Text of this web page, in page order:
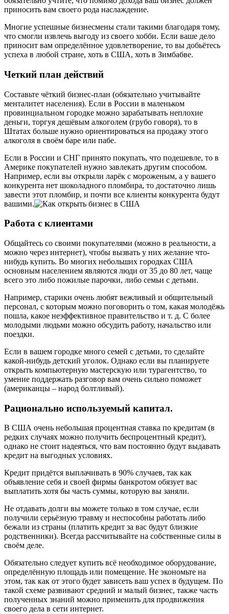
приносить вам своего рода наслаждение.
Многие успешные бизнесмены стали такими благодаря тому,
что смогли извлечь выгоду из своего хобби. Если ваше дело
приносит вам определённое удовлетворение, то вы добьётесь
успеха в любой стране, хоть в США, хоть в Зимбабве.
Четкий план действий
Составьте чёткий бизнес-план (обязательно учитывайте
менталитет населения). Если в России в маленьком
провинциальном городке можно зарабатывать неплохие
деньги, торгуя дешёвым алкоголем (грубо говоря), то в
Штатах больше нужно ориентироваться на продажу этого
алкоголя в своём баре или пабе.
Если в России и СНГ принято покупать, что подешевле, то в
Америке покупателей нужно завлекать другим способом.
Например, если вы открыли ларёк с мороженым, а у вашего
конкурента нет шоколадного пломбира, то достаточно лишь
завести этот пломбир, и почти все клиенты конкурента будут
вашими.
Работа с клиентами
Общайтесь со своими покупателями (можно в реальности, а
можно через интернет), чтобы вызвать у них желание что-
нибудь купить. Во многих небольших городках США
основным населением являются люди от 35 до 80 лет, чаще
всего это либо пожилые парочки, либо семьи с детьми.
Например, старики очень любят вежливый и общительный
персонал, с которым можно поговорить о том, какая молодёжь
пошла, какое неэффективное правительство и т. д. С более
молодыми людьми можно обсудить работу, начальство или
поездки.
Если в вашем городке много семей с детьми, то сделайте
какой-нибудь детский уголок. Однако если вы планируете
открыть компьютерную мастерскую или турагентство, то
умение поддержать разговор вам очень сильно поможет
(американцы – народ болтливый).
Рационально используемый капитал.
В США очень небольшая процентная ставка по кредитам (в
редких случаях можно получить беспроцентный кредит),
однако не стоит надеяться, что вам постоянно будут выдавать
кредит на выгодных условиях.
Кредит придётся выплачивать в 90% случаев, так как
объявление себя и своей фирмы банкротом обязует вас
выплатить хотя бы часть суммы, которую вы заняли.
Не отдавать долги вы можете только в том случае, если
получили серьёзную травму и неспособны работать либо
бежали из страны (платить кредит за вас будут близкие
родственники). Всегда рассчитывайте на собственные силы в
своём деле.
Обязательно следует купить всё необходимое оборудование,
определённую площадь или помещение. Не экономьте на
этом, так как от этого будет зависеть ваш успех в будущем. По
такой схеме развивают средний и малый бизнес, также часть
полученных знаний можно применить для продвижения
своего дела в сети интернет.